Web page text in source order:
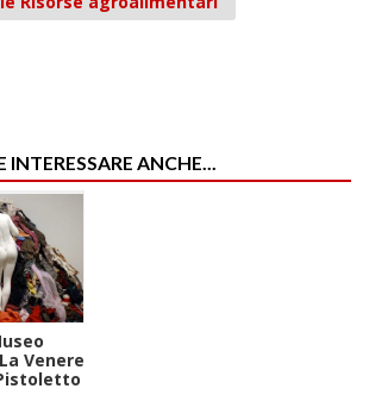
INTERESSARE ANCHE...
Venere